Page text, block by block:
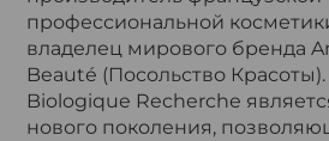
профессиональной
владелец мирового бренда
Beauté (Посольство
Biologique Recherche
нового поколения,